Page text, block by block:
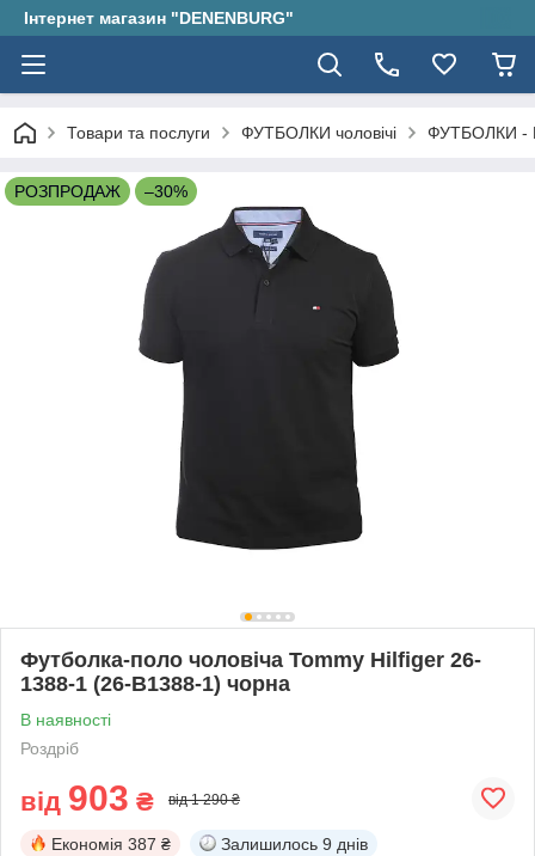
Інтернет магазин "DENENBURG"
Товари та послуги ФУТБОЛКИ чоловічі ФУТБОЛКИ -
РОЗПРОДАЖ –30%
Футболка-поло чоловіча Tommy Hilfiger 26-
1388-1 (26-B1388-1) чорна
В наявності
Роздріб
від 903 ₴ від 1 290 ₴
Економія 387 ₴ Залишилось 9 днів